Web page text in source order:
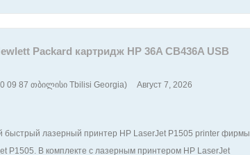
Packard картридж HP 36A CB436A USB
09 87 თბილისი Tbilisi Georgia) Август 7, 2026
быстрый лазерный принтер HP LaserJet P1505 printer фирмы
P1505. В комплекте с лазерным принтером HP LaserJet